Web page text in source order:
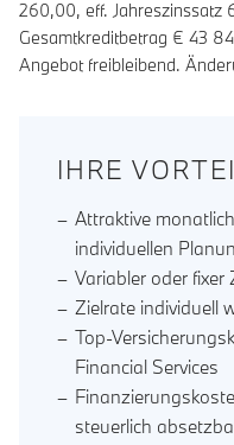
260,00, eff. Jahreszinssatz
Gesamtkreditbetrag € 43
Angebot freibleibend.
IHRE
Attraktive
individuellen
Variabler oder
Zielrate individuell
Top-
Financial Services
steuerlich